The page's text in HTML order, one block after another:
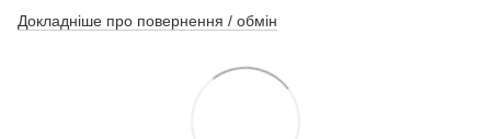
Докладніше про повернення / обмін